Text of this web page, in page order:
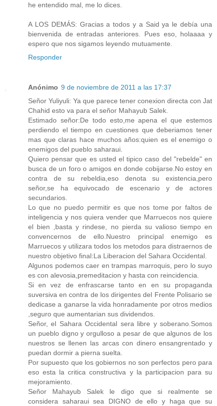
he entendido mal, me lo dices.
A LOS DEMÁS: Gracias a todos y a Said ya le debía una
bienvenida de entradas anteriores. Pues eso, holaaaa y
espero que nos sigamos leyendo mutuamente.
Responder
Anónimo 9 de noviembre de 2011 a las 17:37
Señor Yuliyuli: Ya que parece tener conexion directa con Jat
Chahid esto va para el señor Mahayub Salek.
Estimado señor:De todo esto,me apena el que estemos
perdiendo el tiempo en cuestiones que deberiamos tener
mas que claras hace muchos años:quien es el enemigo o
enemigos del pueblo saharaui.
Quiero pensar que es usted el tipico caso del "rebelde" en
busca de un foro o amigos en donde cobijarse.No estoy en
contra de su rebeldia,eso denota su existencia,pero
señor,se ha equivocado de escenario y de actores
secundarios.
Lo que no puedo permitir es que nos tome por faltos de
inteligencia y nos quiera vender que Marruecos nos quiere
el bien ,basta y rindese, no pierda su valioso tiempo en
convencernos de ello.Nuestro principal enemigo es
Marruecos y utilizara todos los metodos para distraernos de
nuestro objetivo final:La Liberacion del Sahara Occidental.
Algunos podemos caer en trampas marroquis, pero lo suyo
es con alevosia,premeditacion y hasta con reincidencia.
Si en vez de enfrascarse tanto en en su propaganda
suversiva en contra de los dirigentes del Frente Polisario se
dedicase a ganarse la vida honradamente por otros medios
,seguro que aumentarian sus dividendos.
Señor, el Sahara Occidental sera libre y soberano.Somos
un pueblo digno y orgulloso a pesar de que algunos de los
nuestros se llenen las arcas con dinero ensangrentado y
puedan dormir a pierna suelta.
Por supuesto que los gobiernos no son perfectos pero para
eso esta la critica constructiva y la participacion para su
mejoramiento.
Señor Mahayub Salek le digo que si realmente se
considera saharaui sea DIGNO de ello y haga que su